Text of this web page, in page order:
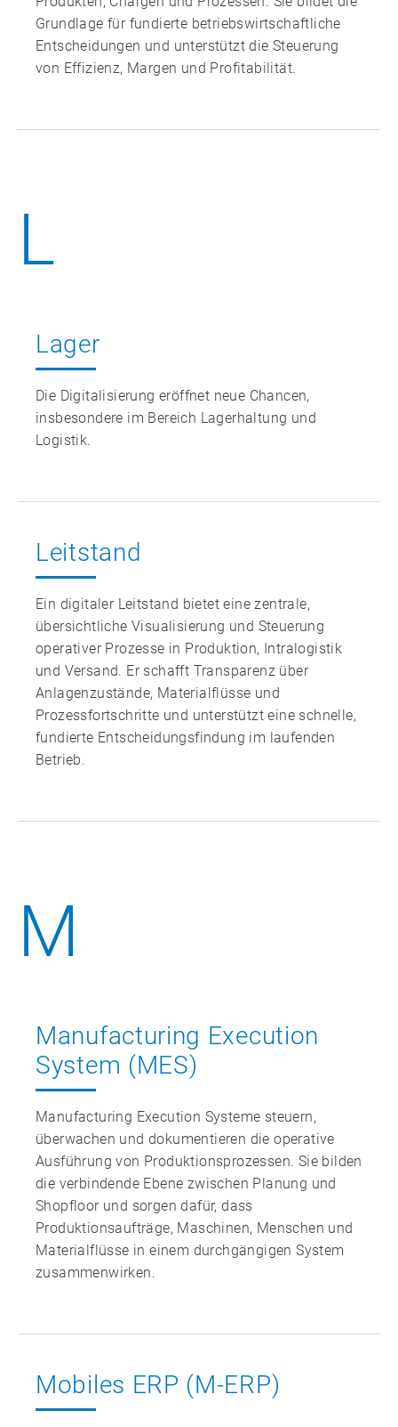
Grundlage für fundierte betriebswirtschaftliche
Entscheidungen und unterstützt die Steuerung
von Effizienz, Margen und Profitabilität.
L
Lager
Die Digitalisierung eröffnet neue Chancen,
insbesondere im Bereich Lagerhaltung und
Logistik.
Leitstand
Ein digitaler Leitstand bietet eine zentrale,
übersichtliche Visualisierung und Steuerung
operativer Prozesse in Produktion, Intralogistik
und Versand. Er schafft Transparenz über
Anlagenzustände, Materialflüsse und
Prozessfortschritte und unterstützt eine schnelle,
fundierte Entscheidungsfindung im laufenden
Betrieb.
M
Manufacturing Execution
System (MES)
Manufacturing Execution Systeme steuern,
überwachen und dokumentieren die operative
Ausführung von Produktionsprozessen. Sie bilden
die verbindende Ebene zwischen Planung und
Shopfloor und sorgen dafür, dass
Produktionsaufträge, Maschinen, Menschen und
Materialflüsse in einem durchgängigen System
zusammenwirken.
Mobiles ERP (M-ERP)